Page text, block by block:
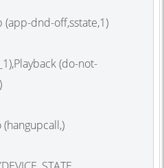
(app-dnd-off,sstate,1)
),Playback(do-not-
(hangupcall,)